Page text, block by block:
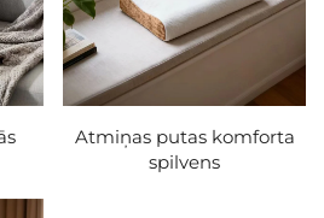
Atmiņas putas komforta
spilvens